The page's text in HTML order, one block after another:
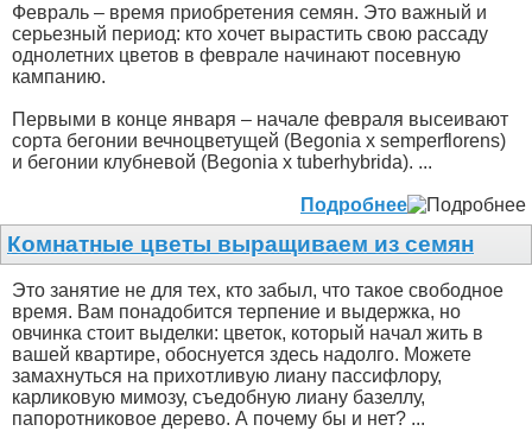
Февраль – время приобретения семян. Это важный и
серьезный период: кто хочет вырастить свою рассаду
однолетних цветов в феврале начинают посевную
кампанию.
Первыми в конце января – начале февраля высеивают
сорта бегонии вечноцветущей (Begonia x semperflorens)
и бегонии клубневой (Begonia x tuberhybrida). ...
Подробнее
Комнатные цветы выращиваем из семян
Это занятие не для тех, кто забыл, что такое свободное
время. Вам понадобится терпение и выдержка, но
овчинка стоит выделки: цветок, который начал жить в
вашей квартире, обоснуется здесь надолго. Можете
замахнуться на прихотливую лиану пассифлору,
карликовую мимозу, съедобную лиану базеллу,
папоротниковое дерево. А почему бы и нет? ...